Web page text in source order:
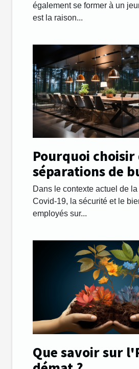
également se former à un
est la raison...
Pourquoi choisir
séparations de
plexiglass ?
Dans le contexte actuel de
Covid-19, la sécurité et le
employés sur...
Que savoir sur